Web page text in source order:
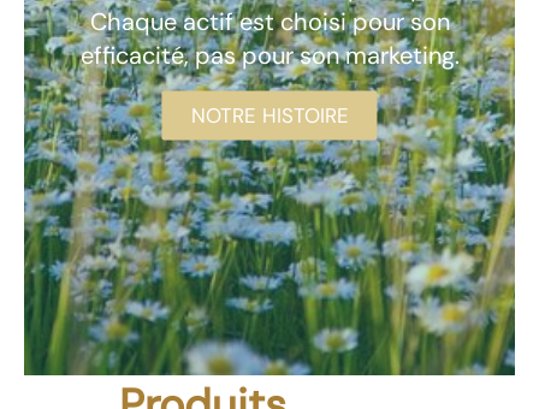
Chaque actif est choisi pour son
efficacité, pas pour son marketing.
NOTRE HISTOIRE